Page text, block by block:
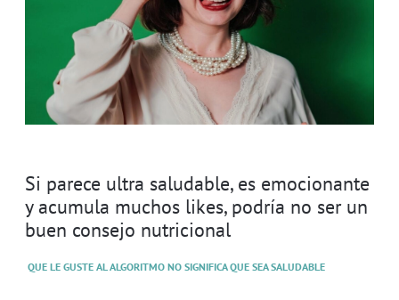
Si parece ultra saludable, es emocionante
y acumula muchos likes, podría no ser un
buen consejo nutricional
QUE LE GUSTE AL ALGORITMO NO SIGNIFICA QUE SEA SALUDABLE